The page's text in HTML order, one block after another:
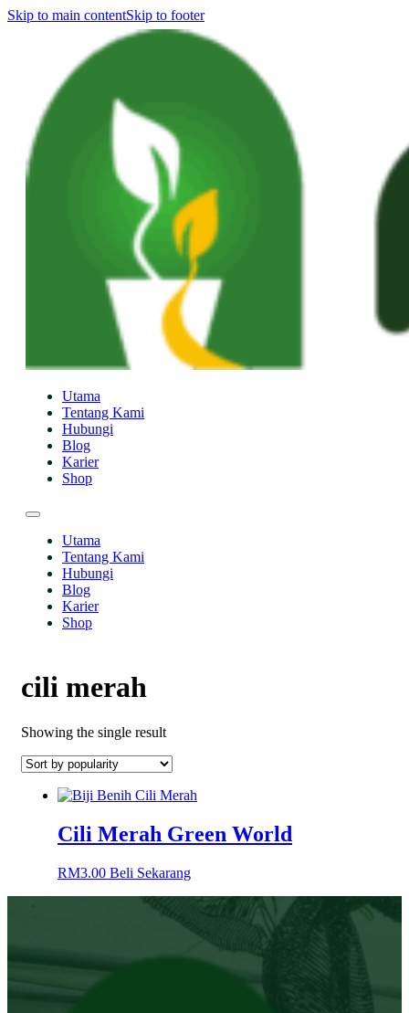
Skip to main contentSkip to footer
Utama
Tentang Kami
Hubungi
Blog
Karier
Shop
Utama
Tentang Kami
Hubungi
Blog
Karier
Shop
cili merah
Showing the single result
Cili Merah Green World
RM3.00 Beli Sekarang